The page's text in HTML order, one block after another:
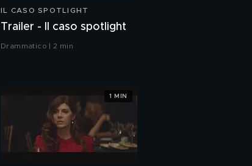
IL CASO SPOTLIGHT
Trailer - Il caso spotlight
Drammatico | 2 min
1 MIN